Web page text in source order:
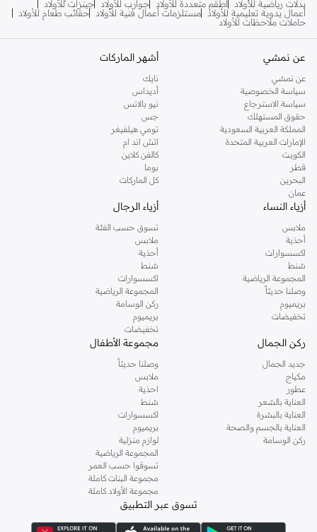
بدلات رياضية للأولاد أطقم متعددة للأولاد جوارب للأولاد جينزات للأولاد
أعمال يدوية تعليمية للأولاد
مستلزمات أعمال فنية للأولاد
حقائب طعام للأولاد
حاملات ملاحظات للأولاد
عن نمشي
عن نمشي
سياسة الخصوصية
سياسة الاسترجاع
حقوق المستهلك
المملكة العربية السعودية
الإمارات العربية المتحدة
الكويت
قطر
البحرين
عمان
أشهر الماركات
نايك
أديداس
نيو بالانس
جس
تومي هيلفيغر
اتش اند ام
كالفن كلاين
بوما
كل الماركات
أزياء النساء
ملابس
أحذية
اكسسوارات
شنط
المجموعة الرياضية
وصلنا حديثاً
بريميوم
تخفيضات
أزياء الرجال
تسوق حسب الفئة
ملابس
أحذية
شنط
اكسسوارات
المجموعة الرياضية
ركن الوسامة
بريميوم
تخفيضات
ركن الجمال
جديد الجمال
مكياج
عطور
العناية بالشعر
العناية بالبشرة
العناية بالجسم والصحة
ركن الوسامة
مجموعة الأطفال
وصلنا حديثاً
ملابس
احذية
شنط
اكسسوارات
بريميوم
لوازم منزلية
المجموعة الرياضية
تسوقوا حسب العمر
مجموعة البنات كاملة
مجموعة الأولاد كاملة
تسوق عبر التطبيق